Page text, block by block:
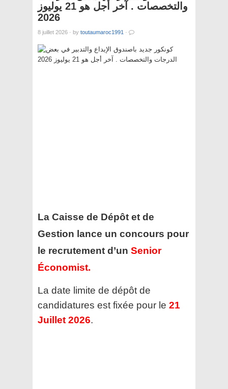
والتخصصات . آخر أجل هو 21 يوليوز
2026
8 juillet 2026 · by toutaumaroc1991 ·
La Caisse de Dépôt et de
Gestion lance un concours pour
le recrutement d’un Senior
Économist.
La date limite de dépôt de
candidatures est fixée pour le 21
Juillet 2026.